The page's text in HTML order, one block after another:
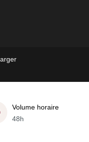
Volume horaire
48h